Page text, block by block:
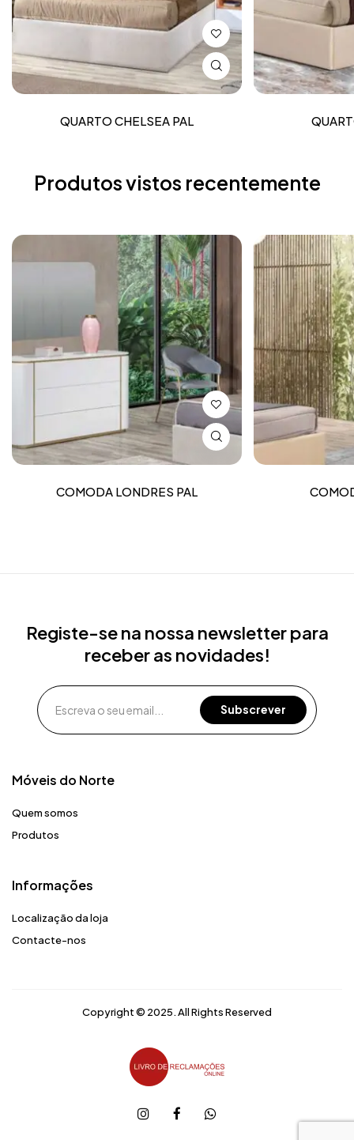
QUARTO CHELSEA PAL
Produtos vistos recentemente
COMODA LONDRES PAL
Móveis do Norte​
Quem somos
Produtos
Registe-se na nossa newsletter para
receber as novidades!
Informações
Localização da loja
Contacte-nos
Copyright © 2025. All Rights Reserved